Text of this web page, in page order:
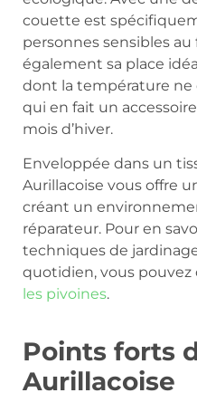
couette est
personnes sensibles au
également sa place
dont la température ne
qui en fait un
mois d’hiver.
Enveloppée dans un
Aurillacoise vous offre
créant un
réparateur. Pour en
techniques de
quotidien, vous pouvez
les pivoines.
Points forts
Aurillacoise